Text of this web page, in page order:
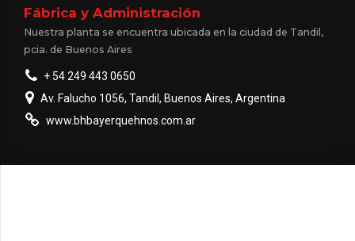
Fábrica y Administración
Nuestra planta se encuentra ubicada en la ciudad de Tandil,
pcia. de Buenos Aires
+ 54 249 443 0650
Av. Falucho 1056, Tandil, Buenos Aires, Argentina
www.bhbayerquehnos.com.ar